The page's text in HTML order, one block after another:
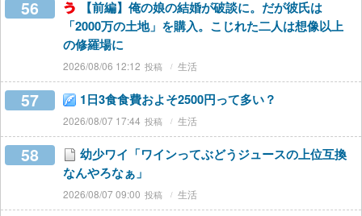
56
【前編】俺の娘の結婚が破談に。だが彼氏は
「2000万の土地」を購入。こじれた二人は想像以上
の修羅場に
2026/08/06 12:12 生活
57 1日3食食費およそ2500円って多い？
2026/08/07 17:44 生活
58
幼少ワイ「ワインってぶどうジュースの上位互換
なんやろなぁ」
2026/08/07 09:00 生活